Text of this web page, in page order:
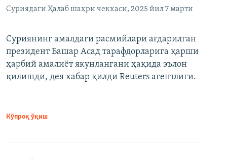
Суриядаги Ҳалаб шаҳри чеккаси, 2025 йил 7 марти
Суриянинг амалдаги расмийлари ағдарилган
президент Башар Асад тарафдорларига қарши
ҳарбий амалиёт якунлангани ҳақида эълон
қилишди, дея хабар қилди Reuters агентлиги.
Кўпроқ ўқиш